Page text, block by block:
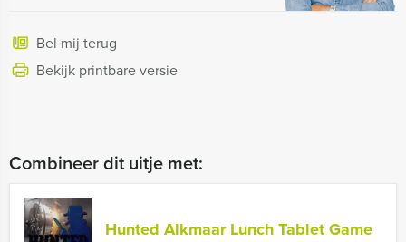
Bel mij terug
Bekijk printbare versie
Combineer dit uitje met:
Hunted Alkmaar Lunch Tablet Game